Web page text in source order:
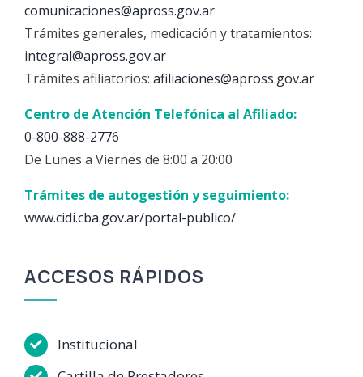
comunicaciones@apross.gov.ar
Trámites generales, medicación y tratamientos:
integral@apross.gov.ar
Trámites afiliatorios: afiliaciones@apross.gov.ar
Centro de Atención Telefónica al Afiliado:
0-800-888-2776
De Lunes a Viernes de 8:00 a 20:00
Trámites de autogestión y seguimiento:
www.cidi.cba.gov.ar/portal-publico/
ACCESOS RÁPIDOS
Institucional